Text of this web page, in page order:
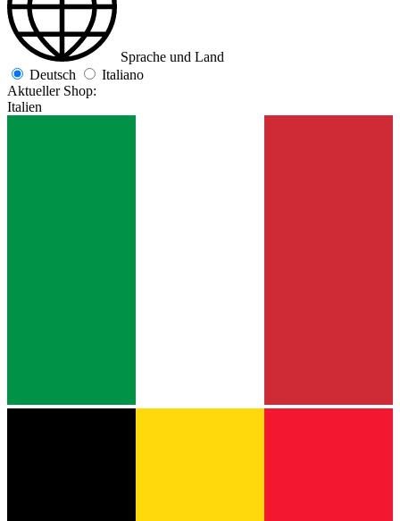
Sprache und Land
Deutsch
Italiano
Aktueller Shop:
Italien